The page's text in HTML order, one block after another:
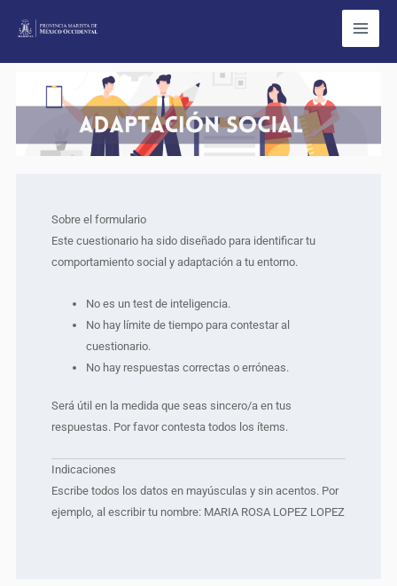
Adapatación
Sobre el formulario
Este cuestionario ha sido diseñado para identificar tu
comportamiento social y adaptación a tu entorno.
No es un test de inteligencia.
No hay límite de tiempo para contestar al
cuestionario.
No hay respuestas correctas o erróneas.
Será útil en la medida que seas sincero/a en tus
respuestas. Por favor contesta todos los ítems.
Indicaciones
Escribe todos los datos en mayúsculas y sin acentos. Por
ejemplo, al escribir tu nombre: MARIA ROSA LOPEZ LOPEZ